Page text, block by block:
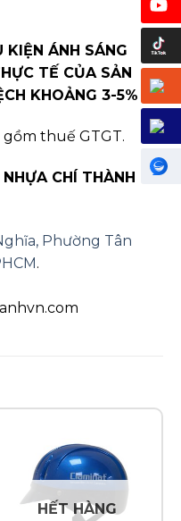
KIỆN ÁNH SÁNG
TẾ CỦA SẢN
KHOẢNG 3-5%
thuế GTGT.
CHÍ THÀNH
Phường Tân
.
HẾT HÀNG